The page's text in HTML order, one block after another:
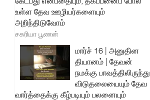
உள்ள தேவ ஊழியர்களையும்
அறிந்திடுவோம்
சகரியா பூணன்
மார்ச் 16 | அனுதின
தியானம் | தேவன்
நமக்கு பாவத்திலிருந்து
விடுதலையையும் தேவ
வார்த்தைக்கு கீழ்படியும் பலனையும்